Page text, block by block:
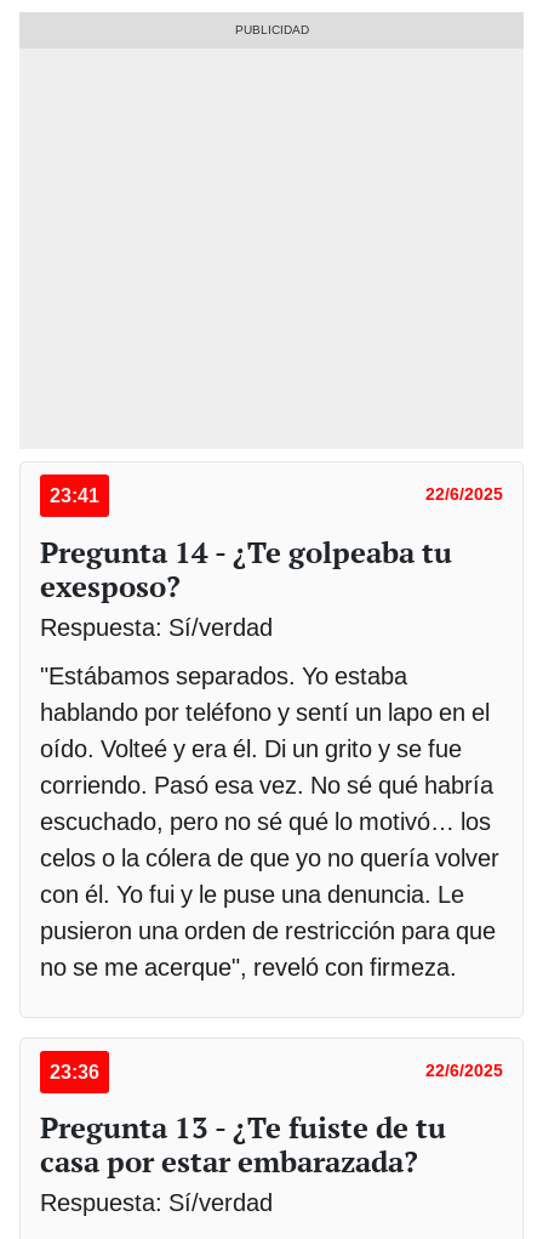
23:41 22/6/2025
Pregunta 14 - ¿Te golpeaba tu
exesposo?
Respuesta: Sí/verdad
"Estábamos separados. Yo estaba
hablando por teléfono y sentí un lapo en el
oído. Volteé y era él. Di un grito y se fue
corriendo. Pasó esa vez. No sé qué habría
escuchado, pero no sé qué lo motivó… los
celos o la cólera de que yo no quería volver
con él. Yo fui y le puse una denuncia. Le
pusieron una orden de restricción para que
no se me acerque", reveló con firmeza.
23:36 22/6/2025
Pregunta 13 - ¿Te fuiste de tu
casa por estar embarazada?
Respuesta: Sí/verdad